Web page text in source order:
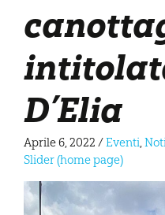
D’Elia
Aprile 6, 2022 /Eventi,
Slider (home page)